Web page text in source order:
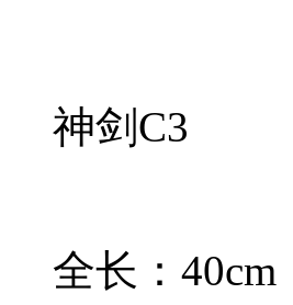
神剑C3
全长：40cm